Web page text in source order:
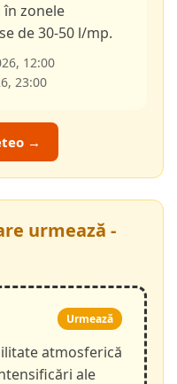
în zonele
de 30-50 l/mp.
12:00
23:00
→
urmează -
Urmează
atmosferică
ale